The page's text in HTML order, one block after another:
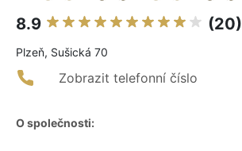
8.9 (20)
Plzeň, Sušická 70
Zobrazit telefonní číslo
O společnosti: